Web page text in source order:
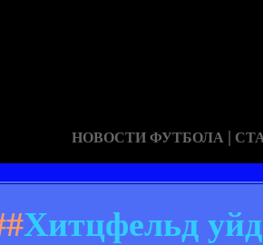
НОВОСТИ ФУТБОЛА |
Хитцфельд